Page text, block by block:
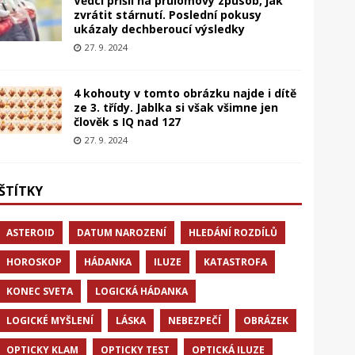
zvrátit stárnutí. Poslední pokusy
ukázaly dechberoucí výsledky
27. 9. 2024
4 kohouty v tomto obrázku najde i dítě
ze 3. třídy. Jablka si však všimne jen
člověk s IQ nad 127
27. 9. 2024
ASTEROID DATUM NAROZENÍ HLEDÁNÍ ROZDÍLŮ
HOROSKOP HÁDANKA ILUZE KATASTROFA
KONEC SVETA LOGICKÁ HÁDANKA
LOGICKÉ MYŠLENÍ LÁSKA NEBEZPEČÍ OBRÁZEK
OPTICKY KLAM OPTICKY TEST OPTICKÁ ILUZE